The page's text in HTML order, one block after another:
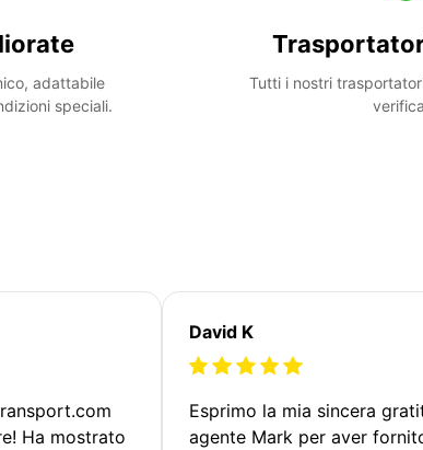
adattabile
speciali.
Tutti i nostri
Ha mostrato
David K
Esprimo la mia sincera
agente Mark per aver